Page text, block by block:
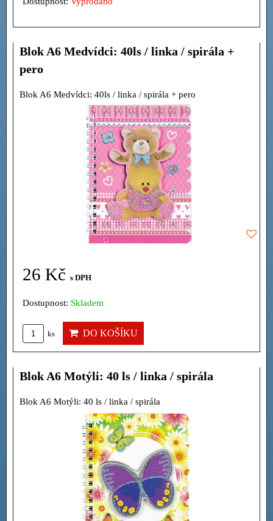
Blok A6 Medvídci: 40ls / linka / spirála +
pero
Blok A6 Medvídci: 40ls / linka / spirála + pero
26 Kč s DPH
Dostupnost: Skladem
ks DO KOŠÍKU
Blok A6 Motýli: 40 ls / linka / spirála
Blok A6 Motýli: 40 ls / linka / spirála